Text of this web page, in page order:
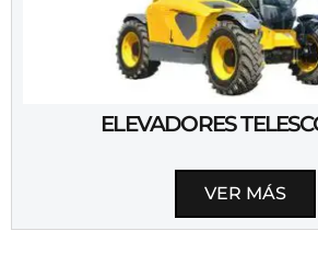
ELEVADORES
VER MÁS